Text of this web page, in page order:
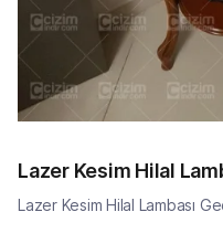
Lazer Kesim Hilal
Lazer Kesim Hilal Lambası